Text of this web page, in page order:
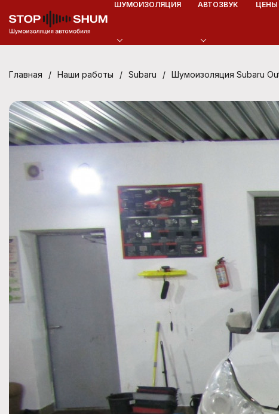
ШУМОИЗОЛЯЦИЯ АВТОЗВУК ЦЕНЫ
Главная / Наши работы / Subaru / Шумоизоляция Subaru